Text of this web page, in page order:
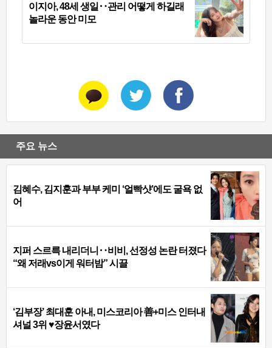
이지아, 48세 생일‥관리 어떻게 하길래
놀라운 동안 미모
주요 뉴스
김혜수, 김지훈과 부부 케미 ‘얼빡샷’에도 굴욕 없
어
지퍼 스르륵 내리더니‥비비, 선정성 논란 터졌다
“왜 저래vs이게 워터밤” 시끌
‘김부장’ 최대훈 아내, 미스코리아 善+미스 인터내
셔널 3위 ♥장윤서였다